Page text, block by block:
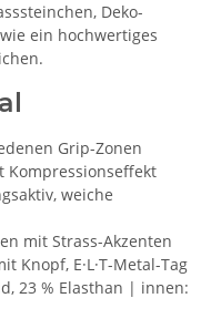
Deko-
ein hochwertiges
Grip-Zonen
Kompressionseffekt
weiche
mit Strass-Akzenten
Knopf, E·L·T-Metal-Tag
23 % Elasthan | innen: